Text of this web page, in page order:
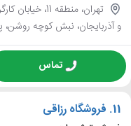
تهران، منطقه
و آذربایجان، نبش کوچه روشن،
تماس
11. فروشگاه رزاقی